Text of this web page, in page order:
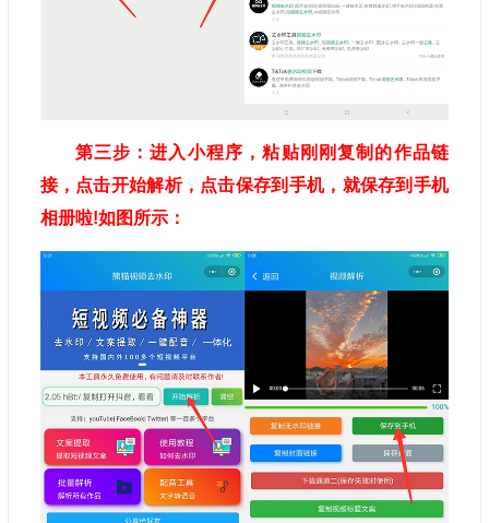
第三步：进入小程序，粘贴刚刚复制的作品链
接，点击开始解析，点击保存到手机，就保存到手机
相册啦!如图所示：